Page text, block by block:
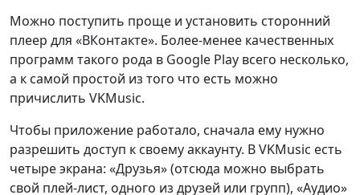
Можно поступить проще и установить сторонний
плеер для «ВКонтакте». Более-менее качественных
программ такого рода в Google Play всего несколько,
а к самой простой из того что есть можно
причислить VKMusic.
Чтобы приложение работало, сначала ему нужно
разрешить доступ к своему аккаунту. В VKMusic есть
четыре экрана: «Друзья» (отсюда можно выбрать
свой плей-лист, одного из друзей или групп), «Аудио»